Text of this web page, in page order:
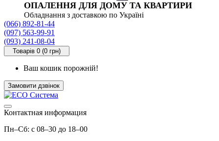
ОПАЛЕННЯ ДЛЯ ДОМУ ТА КВАРТИРИ
Обладнання з доставкою по Україні
(066) 892-81-44
(097) 563-99-91
(093) 241-08-04
Товарів 0 (0 грн)
Ваш кошик порожній!
Замовити дзвінок
Контактная информация
Пн–Сб: с 08–30 до 18–00